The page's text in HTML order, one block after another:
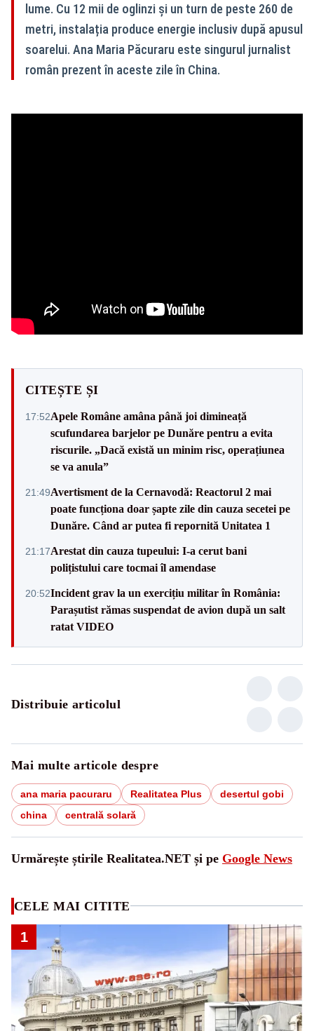
lume. Cu 12 mii de oglinzi și un turn de peste 260 de
metri, instalația produce energie inclusiv după apusul
soarelui. Ana Maria Păcuraru este singurul jurnalist
român prezent în aceste zile în China.
CITEȘTE ȘI
17:52Apele Române amâna până joi dimineață
scufundarea barjelor pe Dunăre pentru a evita
riscurile. „Dacă există un minim risc, operațiunea
se va anula”
21:49Avertisment de la Cernavodă: Reactorul 2 mai
poate funcționa doar șapte zile din cauza secetei pe
Dunăre. Când ar putea fi repornită Unitatea 1
21:17Arestat din cauza tupeului: I-a cerut bani
polițistului care tocmai îl amendase
20:52Incident grav la un exercițiu militar în România:
Parașutist rămas suspendat de avion după un salt
ratat VIDEO
Distribuie articolul
Mai multe articole despre
ana maria pacuraru Realitatea Plus
desertul gobi
china
centrală solară
Urmărește știrile Realitatea.NET și pe Google News
CELE MAI CITITE
1